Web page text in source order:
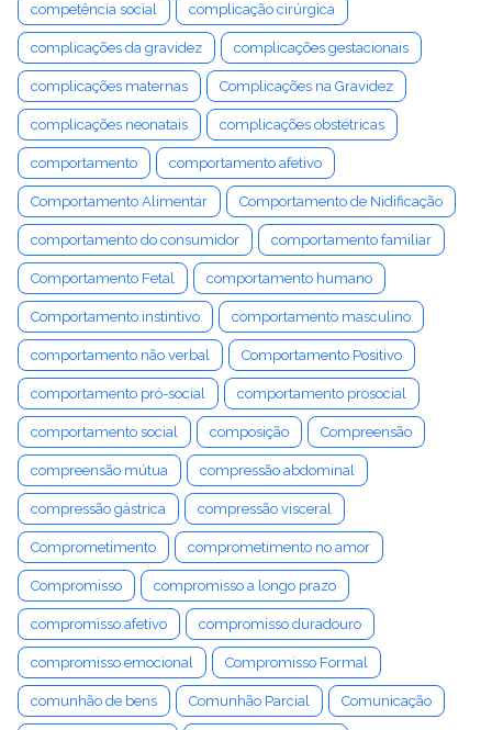
competência social complicação cirúrgica
complicações da gravidez complicações gestacionais
complicações maternas Complicações na Gravidez
complicações neonatais complicações obstétricas
comportamento comportamento afetivo
Comportamento Alimentar Comportamento de Nidificação
comportamento do consumidor comportamento familiar
Comportamento Fetal comportamento humano
Comportamento instintivo comportamento masculino
comportamento não verbal Comportamento Positivo
comportamento pró-social comportamento prosocial
comportamento social composição Compreensão
compreensão mútua compressão abdominal
compressão gástrica compressão visceral
Comprometimento comprometimento no amor
Compromisso compromisso a longo prazo
compromisso afetivo compromisso duradouro
compromisso emocional Compromisso Formal
comunhão de bens Comunhão Parcial Comunicação